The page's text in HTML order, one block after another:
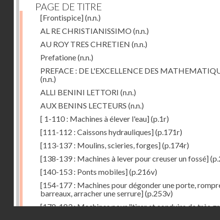
PAGE DE TITRE
[Frontispice](n.n.)
AL RE CHRISTIANISSIMO (n.n.)
AU ROY TRES CHRETIEN (n.n.)
Prefatione(n.n.)
PREFACE : DE L'EXCELLENCE DES
(n.n.)
ALLI BENINI LETTORI (n.n.)
AUX BENINS LECTEURS (n.n.)
[ 1-110 : Machines à élever l'eau](p.1r)
[111-112 : Caissons hydrauliques](p.171r)
[113-137 : Moulins, scieries, forges](p.174r)
[138-139 : Machines à lever pour creuser un fossé]
[140-153 : Ponts mobiles](p.216v)
[154-177 : Machines pour dégonder une porte,
barreaux, arracher une serrure](p.253v)
[178-183 : Machines pour "tirer et conduire de très